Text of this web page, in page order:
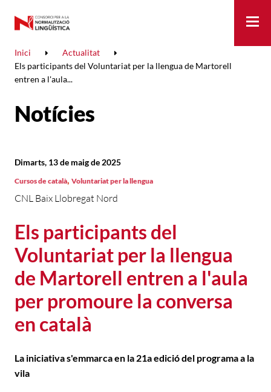
Inici
Actualitat
Els participants del Voluntariat per la llengua de Martorell
entren a l'aula...
Notícies
Els participants del
Voluntariat per la llengua
de Martorell entren a l'aula
per promoure la conversa
en català
CNL Baix Llobregat Nord
Dimarts, 13 de maig de 2025
Cursos de català, Voluntariat per la llengua
La iniciativa s'emmarca en la 21a edició del programa a la
vila